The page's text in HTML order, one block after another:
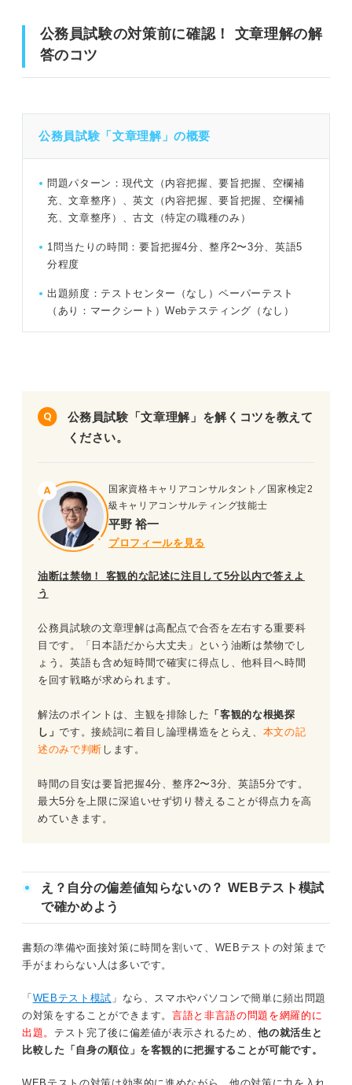
公務員試験の対策前に確認！ 文章理解の解
答のコツ
公務員試験「文章理解」の概要
問題パターン：現代文（内容把握、要旨把握、空欄補
充、文章整序）、英文（内容把握、要旨把握、空欄補
充、文章整序）、古文（特定の職種のみ）
1問当たりの時間：要旨把握4分、整序2〜3分、英語5
分程度
出題頻度：テストセンター（なし）ペーパーテスト
（あり：マークシート）Webテスティング（なし）
公務員試験「文章理解」を解くコツを教えて
ください。
国家資格キャリアコンサルタント／国家検定2
級キャリアコンサルティング技能士
平野 裕一
プロフィールを見る
油断は禁物！ 客観的な記述に注目して5分以内で答えよ
う
公務員試験の文章理解は高配点で合否を左右する重要科
目です。「日本語だから大丈夫」という油断は禁物でし
ょう。英語も含め短時間で確実に得点し、他科目へ時間
を回す戦略が求められます。
解法のポイントは、主観を排除した 「客観的な根拠探
し」です。接続詞に着目し論理構造をとらえ、 本文の記
述のみで判断 します。
時間の目安は要旨把握4分、整序2〜3分、英語5分です。
最大5分を上限に深追いせず切り替えることが得点力を高
めていきます。
え？自分の偏差値知らないの？ WEBテスト模試
で確かめよう
書類の準備や面接対策に時間を割いて、WEBテストの対策まで
手がまわらない人は多いです。
「 WEBテスト模試 」なら、スマホやパソコンで簡単に頻出問題
の対策をすることができます。言語と非言語の問題を網羅的に
出題。 テスト完了後に偏差値が表示されるため、他の就活生と
比較した「自身の順位」を客観的に把握することが可能です。
公務員試験の対策前に確認！ 文章理解の解答のコツ
説明！
問題1（難易度：★★☆☆☆）
問題2（難易度：★★★☆☆）
問題3（難易度：★★★☆☆）
問題7（難易度：★★★☆☆）
問題8（難易度：★★★☆☆）
問題9（難易度：★★★★☆）
問題10（難易度：★★★★☆）
問題12（難易度：★★★★★）
公務員試験の文章理解を対策する際のポイント